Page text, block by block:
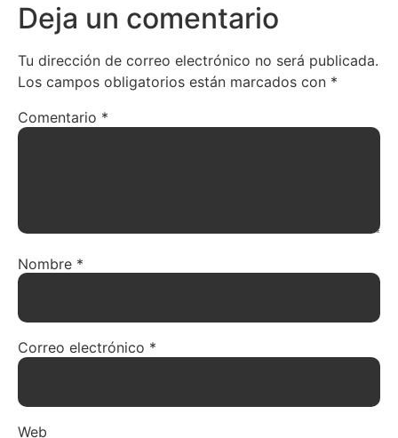
Deja un comentario
Tu dirección de correo electrónico no será publicada.
Los campos obligatorios están marcados con *
Comentario *
Nombre *
Correo electrónico *
Web